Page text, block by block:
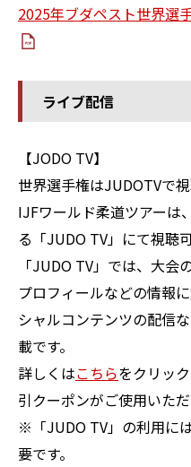
2025年ブダペスト世界選
ライブ配信
【JODO TV】
世界選手権はJUDOTVで視
IJFワールド柔道ツアーは
る「JUDO TV」にて視聴可
「JUDO TV」では、大
プロフィールなどの情報
シャルコンテンツの配信
載です。
詳しくはこちらをクリック
引クーポンがご使用いただ
※「JUDO TV」の利用に
要です。